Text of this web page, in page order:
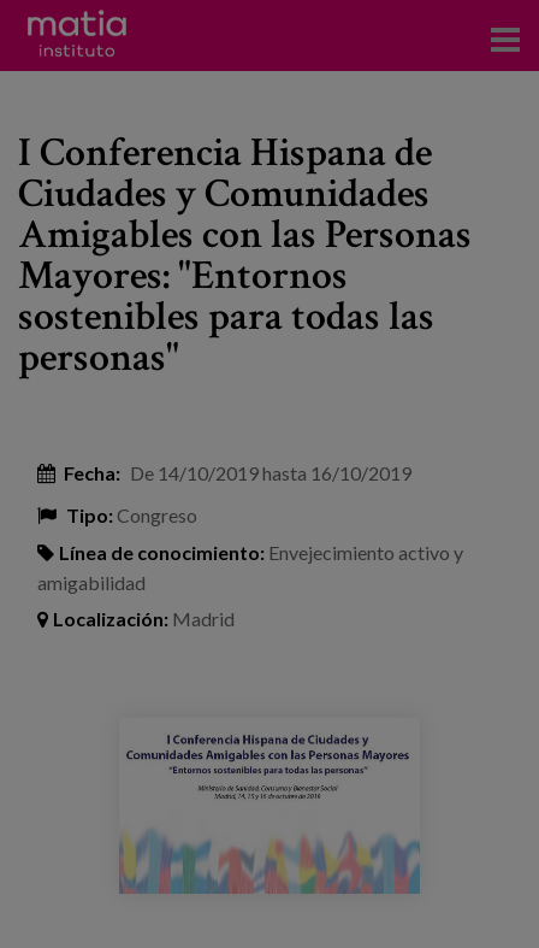
Investigación
Publicaciones
Participación en foros
Consultoría
Formación
Blog
Prensa
I Conferencia Hispana de
Ciudades y Comunidades
Amigables con las Personas
Mayores: "Entornos
sostenibles para todas las
personas"
Fecha: De 14/10/2019hasta 16/10/2019
Tipo:Congreso
Línea de conocimiento: Envejecimiento activo y
amigabilidad
Localización: Madrid
geriatricarea-amigables-con-las-
personas-mayores.jpg